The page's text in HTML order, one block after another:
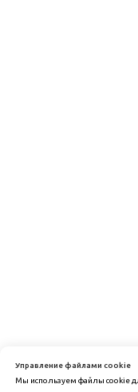
Управление файлами cookie
Мы используем файлы cookie